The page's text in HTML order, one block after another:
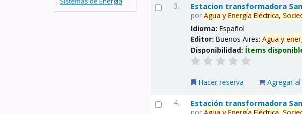
3. Estacion transformadora
porAgua y Energía Eléctrica,
Idioma:Español
Editor:Buenos Aires:Agua y
Disponibilidad: Ítems
Hacer reserva Agregar
4. Estación transformadora
porAgua y Energía Eléctrica,